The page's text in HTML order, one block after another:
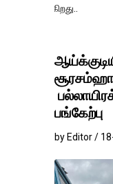
பங்கேற்பு
by Editor /